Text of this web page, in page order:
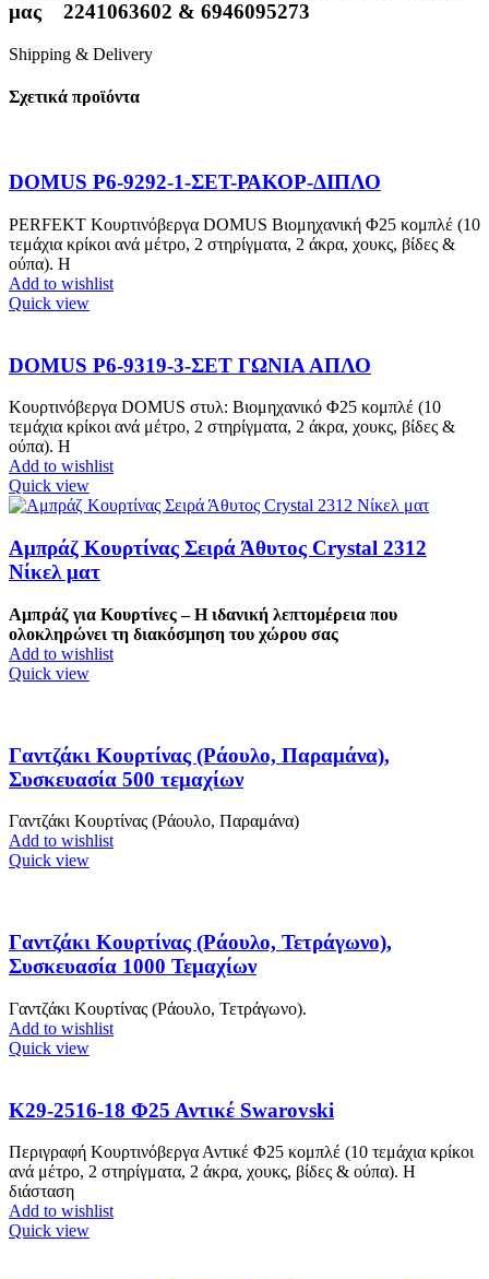
μας
2241063602 & 6946095273
Shipping & Delivery
Σχετικά προϊόντα
DOMUS P6-9292-1-ΣΕΤ-ΡΑΚΟΡ-ΔΙΠΛΟ
PERFEKT Κουρτινόβεργα DOMUS Βιομηχανική Φ25 κομπλέ (10
τεμάχια κρίκοι ανά μέτρο, 2 στηρίγματα, 2 άκρα, χουκς, βίδες &
ούπα). Η
Add to wishlist
Quick view
DOMUS P6-9319-3-ΣΕΤ ΓΩΝΙΑ ΑΠΛΟ
Κουρτινόβεργα DOMUS στυλ: Βιομηχανικό Φ25 κομπλέ (10
τεμάχια κρίκοι ανά μέτρο, 2 στηρίγματα, 2 άκρα, χουκς, βίδες &
ούπα). Η
Add to wishlist
Quick view
Αμπράζ Κουρτίνας Σειρά Άθυτος Crystal 2312
Νίκελ ματ
Αμπράζ για Κουρτίνες – Η ιδανική λεπτομέρεια που
ολοκληρώνει τη διακόσμηση του χώρου σας
Add to wishlist
Quick view
Γαντζάκι Κουρτίνας (Ράουλο, Παραμάνα),
Συσκευασία 500 τεμαχίων
Γαντζάκι Κουρτίνας (Ράουλο, Παραμάνα)
Add to wishlist
Quick view
Γαντζάκι Κουρτίνας (Ράουλο, Τετράγωνο),
Συσκευασία 1000 Τεμαχίων
Γαντζάκι Κουρτίνας (Ράουλο, Τετράγωνο).
Add to wishlist
Quick view
Κ29-2516-18 Φ25 Αντικέ Swarovski
Περιγραφή Κουρτινόβεργα Αντικέ Φ25 κομπλέ (10 τεμάχια κρίκοι
ανά μέτρο, 2 στηρίγματα, 2 άκρα, χουκς, βίδες & ούπα). Η
διάσταση
Add to wishlist
Quick view